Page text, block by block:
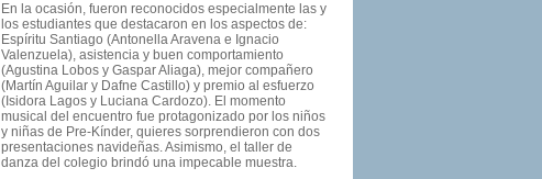
En la ocasión, fueron reconocidos especialmente las y
los estudiantes que destacaron en los aspectos de:
Espíritu Santiago (Antonella Aravena e Ignacio
Valenzuela), asistencia y buen comportamiento
(Agustina Lobos y Gaspar Aliaga), mejor compañero
(Martín Aguilar y Dafne Castillo) y premio al esfuerzo
(Isidora Lagos y Luciana Cardozo). El momento
musical del encuentro fue protagonizado por los niños
y niñas de Pre-Kínder, quieres sorprendieron con dos
presentaciones navideñas. Asimismo, el taller de
danza del colegio brindó una impecable muestra.